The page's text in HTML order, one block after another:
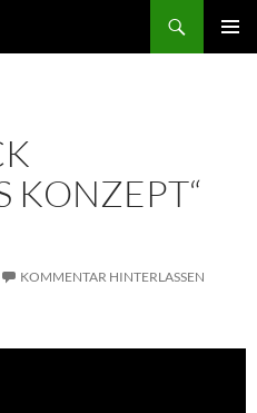
V
KOMMENTAR HINTERLASSEN